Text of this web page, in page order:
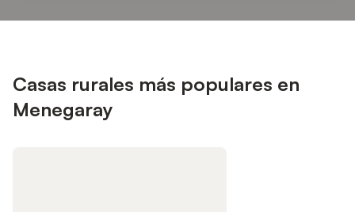
Casas rurales más populares en
Menegaray